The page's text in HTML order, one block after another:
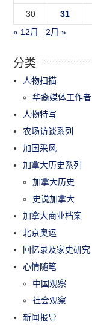
30
31
« 12月
2月 »
分类
人物扫描
华裔媒体工作者
人物特写
农场访谈系列
加国采风
加拿大历史系列
加拿大历史
史说加拿大
加拿大商业档案
北京奥运
回忆录及家史研究
心情随笔
中国观察
社会观察
新闻报导